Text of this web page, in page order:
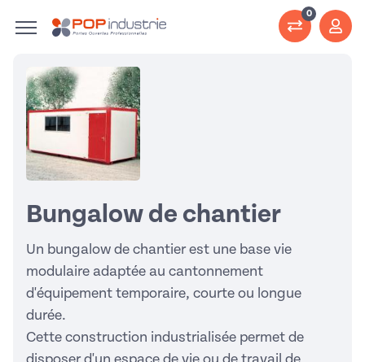
0
Bungalow de chantier
Un bungalow de chantier est une base vie
modulaire adaptée au cantonnement
d'équipement temporaire, courte ou longue
durée.
Cette construction industrialisée permet de